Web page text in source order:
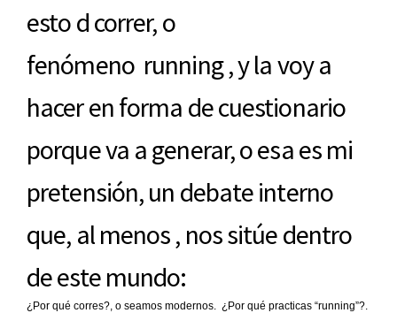
esto d correr, o
fenómeno running , y la voy a
hacer en forma de cuestionario
porque va a generar, o esa es mi
pretensión, un debate interno
que, al menos , nos sitúe dentro
de este mundo:
¿Por qué corres?, o seamos modernos. ¿Por qué practicas “running”?.